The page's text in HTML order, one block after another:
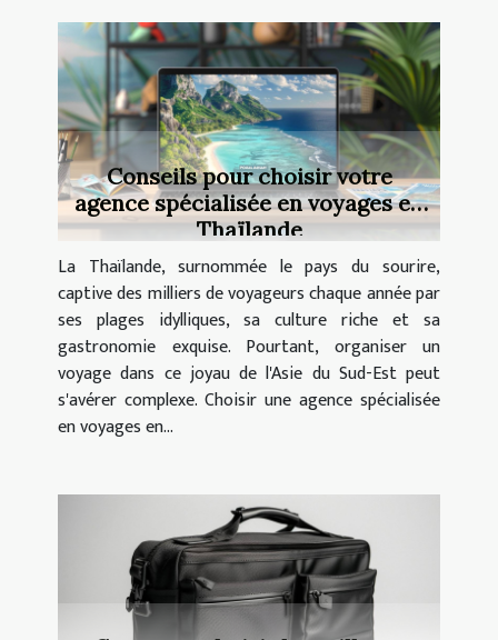
Conseils pour choisir votre
agence spécialisée en voyages en
Thaïlande
La Thaïlande, surnommée le pays du sourire,
captive des milliers de voyageurs chaque année par
ses plages idylliques, sa culture riche et sa
gastronomie exquise. Pourtant, organiser un
voyage dans ce joyau de l'Asie du Sud-Est peut
s'avérer complexe. Choisir une agence spécialisée
en voyages en...